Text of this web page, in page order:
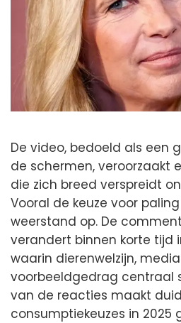
De video, bedoeld als een
de schermen, veroorzaakt
die zich breed verspreidt
Vooral de keuze voor
weerstand op. De
verandert binnen korte tijd
waarin dierenwelzijn,
voorbeeldgedrag centraal
van de reacties maakt
consumptiekeuzes in 2025